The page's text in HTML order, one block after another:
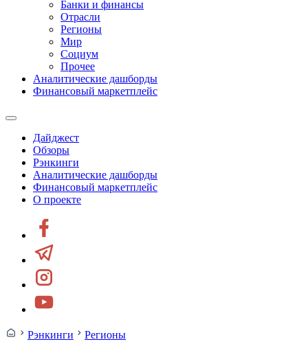
Банки и финансы
Отрасли
Регионы
Мир
Социум
Прочее
Аналитические дашборды
Финансовый маркетплейс
Дайджест
Обзоры
Рэнкинги
Аналитические дашборды
Финансовый маркетплейс
О проекте
Рэнкинги Регионы